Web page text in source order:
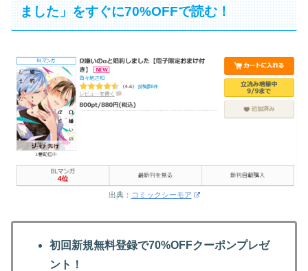
ました」をすぐに70%OFFで読む！
出典： コミックシーモア
初回新規無料登録で70%OFFクーポンプレゼ
ント！